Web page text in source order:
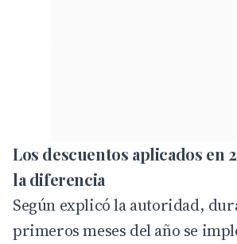
Los descuentos aplicados en
la diferencia
Según explicó la autoridad,
primeros meses del año se